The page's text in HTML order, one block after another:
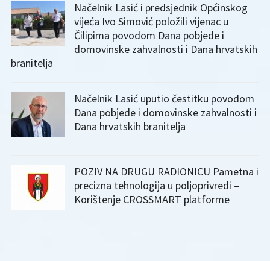
Načelnik Lasić i predsjednik Općinskog
vijeća Ivo Simović položili vijenac u
Čilipima povodom Dana pobjede i
domovinske zahvalnosti i Dana hrvatskih
branitelja
Načelnik Lasić uputio čestitku povodom
Dana pobjede i domovinske zahvalnosti i
Dana hrvatskih branitelja
POZIV NA DRUGU RADIONICU Pametna i
precizna tehnologija u poljoprivredi –
Korištenje CROSSMART platforme